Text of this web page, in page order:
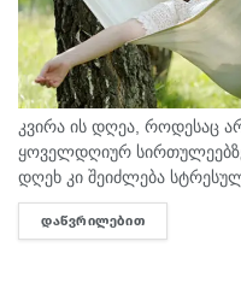
კვირა ის დღეა, როდესაც
ყოველდღიურ სირთულეებზე.
დღეხ კი შეიძლება
მოვიქცეთ სწორად.
მართვასა...
ᲓᲐᲬᲕᲠᲘᲚᲔᲑᲘᲗ